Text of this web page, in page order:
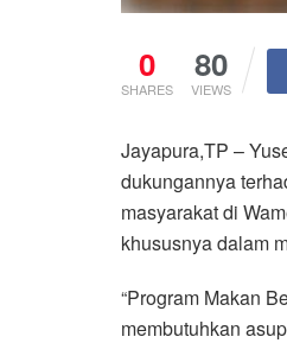
0
SHARES
80
VIEWS
Jayapura,TP –
dukungannya
masyarakat di
khususnya dalam
“Program Makan
membutuhkan